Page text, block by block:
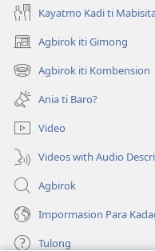
Kayatmo Kadi ti
Agbirok iti Gimong
(manglukat
iti
baro
window)
Agbirok iti Kombension
(manglukat
iti
baro
a
window)
Ania ti Baro?
Video
Videos with Audio
Agbirok
Impormasion Para
Tulong